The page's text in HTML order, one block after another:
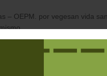
– OEPM. por vegesan vida
y multimedia, publicaciones
otro objeto sujeto de
a titulo enunciativo, no